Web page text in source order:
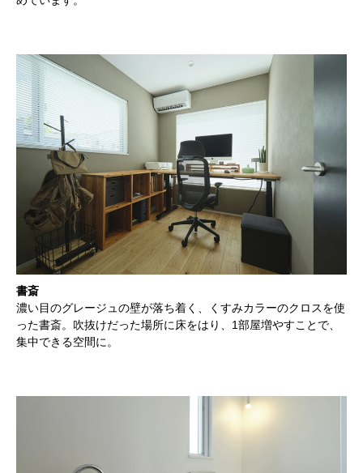
書斎
濃い目のグレージュの壁が落ち着く、くすみカラーのクロスを使
った書斎。吹抜けだった場所に床をはり、1部屋増やすことで、
集中できる空間に。